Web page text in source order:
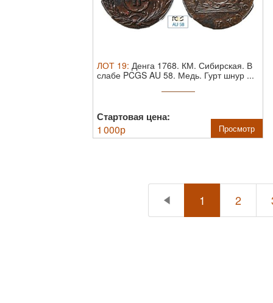
ЛОТ 19: Денга 1768. КМ. Сибирская. В
слабе PCGS AU 58. Медь. Гурт шнур ...
Стартовая цена:
1 000р Просмотр
1 2